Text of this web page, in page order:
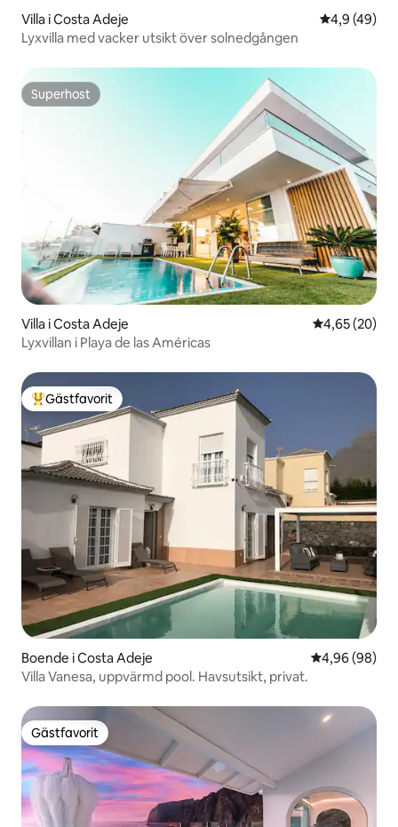
Villa i Costa Adeje 4,9 av 5 i
4,9 (49)
Lyxvilla med vacker utsikt över solnedgången
Superhost
Superhost
Villa i Costa Adeje 4,65 av 5 i
4,65 (20)
Lyxvillan i Playa de las Américas
Populär gästfavorit
Gästfavorit
Boende i Costa Adeje 4,96 av 5 i
4,96 (98)
Villa Vanesa, uppvärmd pool. Havsutsikt, privat.
Gästfavorit
Gästfavorit